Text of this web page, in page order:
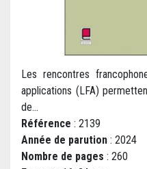
Les rencontres
applications (LFA)
de...
Référence : 2139
Année de parution : 2024
Nombre de pages : 260